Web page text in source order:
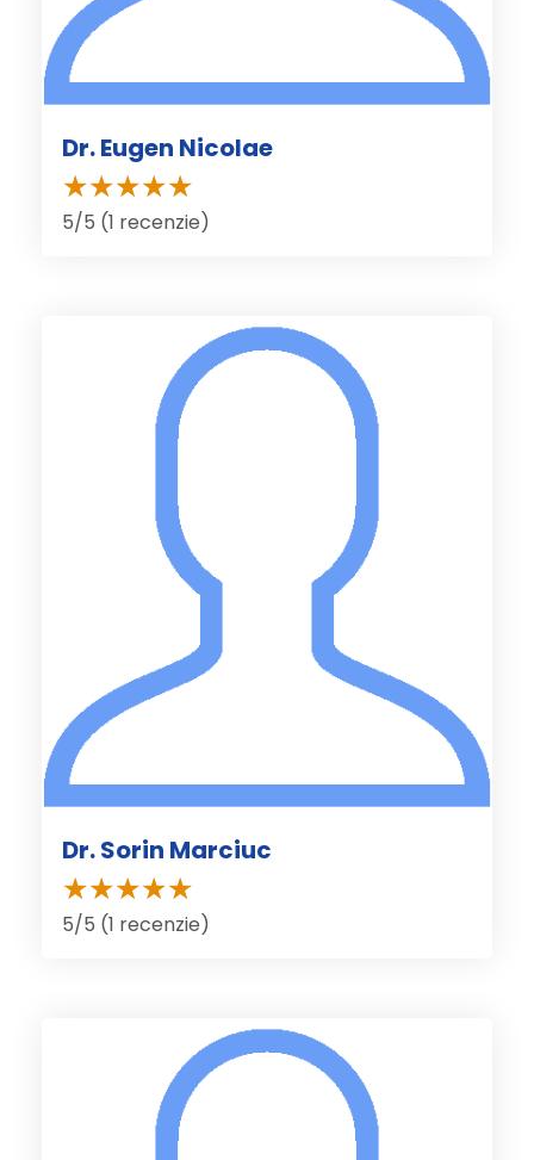
Dr. Eugen Nicolae
5/5 (1 recenzie)
Dr. Sorin Marciuc
5/5 (1 recenzie)